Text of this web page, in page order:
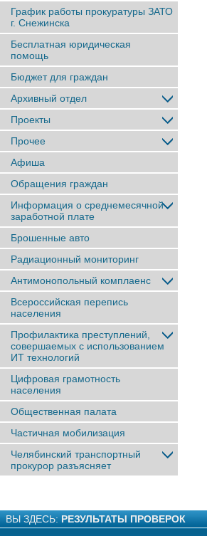
График работы прокуратуры ЗАТО
г. Снежинска
Бесплатная юридическая
помощь
Бюджет для граждан
Архивный отдел
Проекты
Прочее
Афиша
Обращения граждан
Информация о среднемесячной
заработной плате
Брошенные авто
Радиационный мониторинг
Антимонопольный комплаенс
Всероссийская перепись
населения
Профилактика преступлений,
совершаемых с использованием
ИТ технологий
Цифровая грамотность
населения
Общественная палата
Частичная мобилизация
Челябинский транспортный
прокурор разъясняет
ВЫ ЗДЕСЬ: РЕЗУЛЬТАТЫ ПРОВЕРОК